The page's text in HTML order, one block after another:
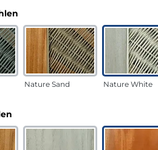
Nature Sand Nature White